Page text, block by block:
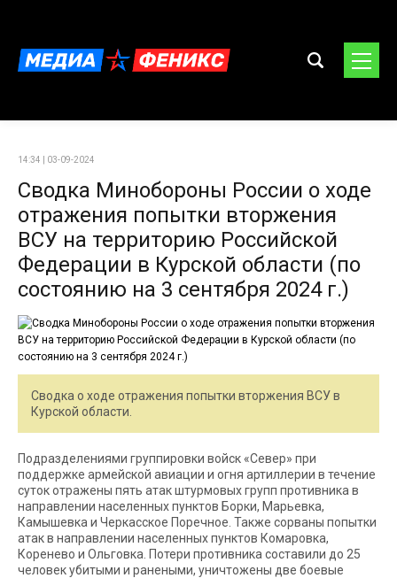
14:34 | 03-09-2024
Сводка Минобороны России о ходе
отражения попытки вторжения
ВСУ на территорию Российской
Федерации в Курской области (по
состоянию на 3 сентября 2024 г.)
Сводка о ходе отражения попытки вторжения ВСУ в
Курской области.
Подразделениями группировки войск «Север» при
поддержке армейской авиации и огня артиллерии в течение
суток отражены пять атак штурмовых групп противника в
направлении населенных пунктов Борки, Марьевка,
Камышевка и Черкасское Поречное. Также сорваны попытки
атак в направлении населенных пунктов Комаровка,
Коренево и Ольговка. Потери противника составили до 25
человек убитыми и ранеными, уничтожены две боевые